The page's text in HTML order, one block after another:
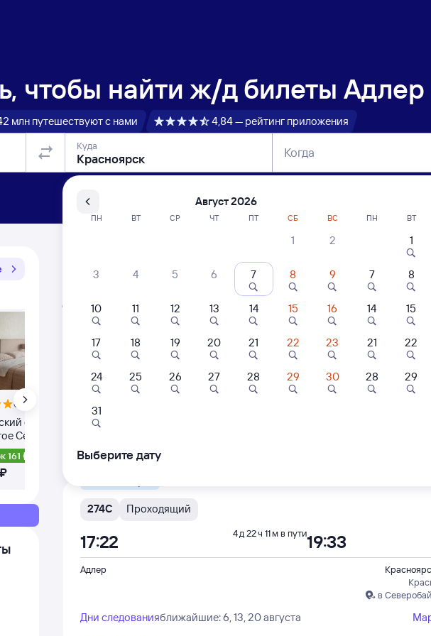
чтобы найти ж/д билеты
млн путешествуют с нами 4,84 — рейтинг приложения
Куда Когда
Отель
отель
Сечение"
161
Парк Сити
Кешбэк 132
9,3
Расписание поездов Адлер — Красноярск
Расписание поездов Красноярск — Адлер
Открыта продажа билетов на 3 ноября. Отправление и прибытие по местному
Самый быстрый
270С Проходящий
Адлер
17:22 19:33
Дни следованияближайшие: 7, 10, 12 августа
274С Проходящий
Адлер
в
17:22 19:33
4 д 22 ч 11 м в пути
Дни следованияближайшие: 6, 13, 20 августа
Август 2026
ПН ВТ СР ЧТ ПТ СБ ВС
1 2
3 4 5 6 7 8 9
10 11 12 13 14 15 16
17 18 19 20 21 22 23
24 25 26 27 28 29 30
31
ПН ВТ
1
7 8
14 15
21 22
28 29
Выберите дату